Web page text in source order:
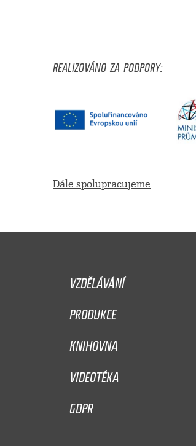
REALIZOVÁNO ZA PODPORY:
Dále spolupracujeme
VZDĚLÁVÁNÍ
PRODUKCE
KNIHOVNA
VIDEOTÉKA
GDPR